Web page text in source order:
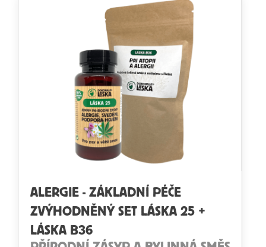
ALERGIE - ZÁKLADNÍ PÉČE
ZVÝHODNĚNÝ SET LÁSKA 25 +
LÁSKA B36